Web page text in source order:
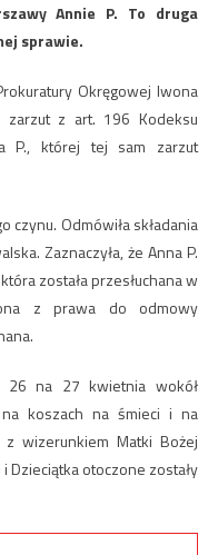
Annie P. To druga
sprawie.
Okręgowej Iwona
zarzut z art. 196 Kodeksu
P., której tej sam zarzut
czynu. Odmówiła składania
Zaznaczyła, że Anna P.
została przesłuchana w
z prawa do odmowy
26 na 27 kwietnia wokół
na koszach na śmieci i na
wizerunkiem Matki Bożej
Dzieciątka otoczone zostały